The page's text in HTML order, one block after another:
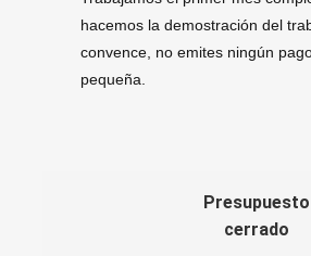
hacemos la demostración del
convence, no emites ningún
pequeña.
Presupuesto
cerrado